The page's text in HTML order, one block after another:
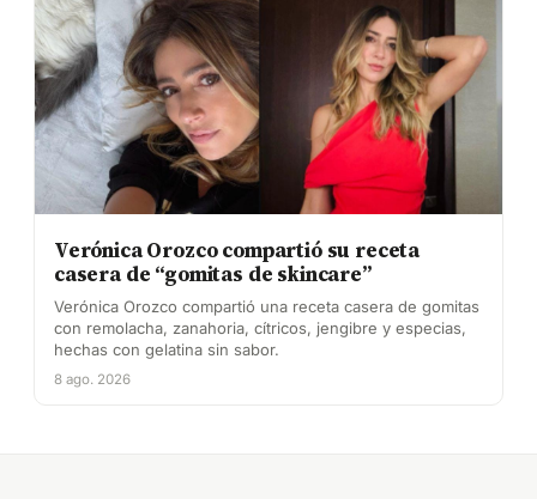
Verónica Orozco compartió su receta
casera de “gomitas de skincare”
Verónica Orozco compartió una receta casera de gomitas
con remolacha, zanahoria, cítricos, jengibre y especias,
hechas con gelatina sin sabor.
8 ago. 2026